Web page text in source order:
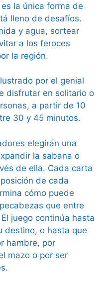
la única forma de
lleno de desafíos.
y agua, sortear
a los feroces
la región.
por el genial
disfrutar en solitario o
a partir de 10
30 y 45 minutos.
elegirán una
la sabana o
de ella. Cada carta
de cada
cómo puede
que entre
juego continúa hasta
destino, o hasta que
hambre, por
mazo o por ser